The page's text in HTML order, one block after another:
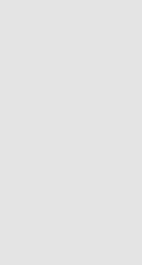
ארז גם נעים מאוד ויצר
to plan and prepare an
visit to Israel from the
he went out of his way to
us while he was
outstanding. On top of